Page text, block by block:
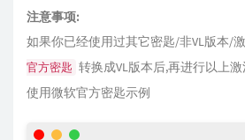
注意事项:
如果你已经使用过其它密匙/非VL版本/
官方密匙 转换成VL版本后,再进行以上
使用微软官方密匙示例